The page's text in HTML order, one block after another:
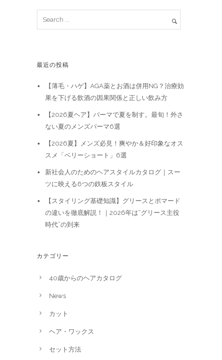
最近の投稿
【薄毛・ハゲ】AGA薬とお酒は併用NG？治療効
果を下げる飲酒の因果関係と正しい飲み方
【2026夏ヘア】パーマで夏を制す。最旬！外さ
ない夏のメンズパーマ6選
【2026夏】メンズ必見！爽やか＆好印象なオス
スメ「ベリーショート」6選
新社会人のためのヘアスタイルカタログ｜スー
ツに映える6つの鉄板スタイル
【スタイリング基礎知識】グリースとポマード
の違いを徹底解説！｜2026年は“グリース主役
時代”の到来
カテゴリー
40歳からのヘアカタログ
News
カット
ヘア・ワックス
セット方法